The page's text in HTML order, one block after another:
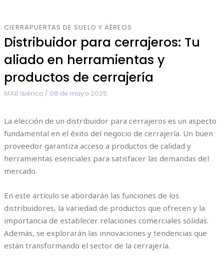
CIERRAPUERTAS DE SUELO Y AÉREOS
Distribuidor para cerrajeros: Tu
aliado en herramientas y
productos de cerrajería
MAB Ibérica / 08 de mayo 2025
La elección de un distribuidor para cerrajeros es un aspecto
fundamental en el éxito del negocio de cerrajería. Un buen
proveedor garantiza acceso a productos de calidad y
herramientas esenciales para satisfacer las demandas del
mercado.
En este artículo se abordarán las funciones de los
distribuidores, la variedad de productos que ofrecen y la
importancia de establecer relaciones comerciales sólidas.
Además, se explorarán las innovaciones y tendencias que
están transformando el sector de la cerrajería.